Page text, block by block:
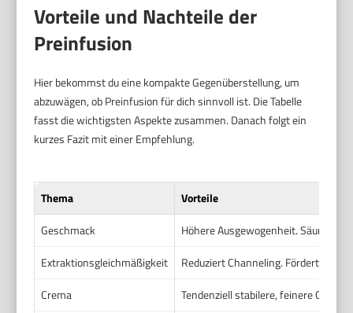
Vorteile und Nachteile der
Preinfusion
Hier bekommst du eine kompakte Gegenüberstellung, um
abzuwägen, ob Preinfusion für dich sinnvoll ist. Die Tabelle
fasst die wichtigsten Aspekte zusammen. Danach folgt ein
kurzes Fazit mit einer Empfehlung.
Thema
Vorteile
Geschmack
Höhere Ausgewogenheit. Säure
Extraktionsgleichmäßigkeit
Reduziert Channeling. Fördert
Crema
Tendenziell stabilere, feinere